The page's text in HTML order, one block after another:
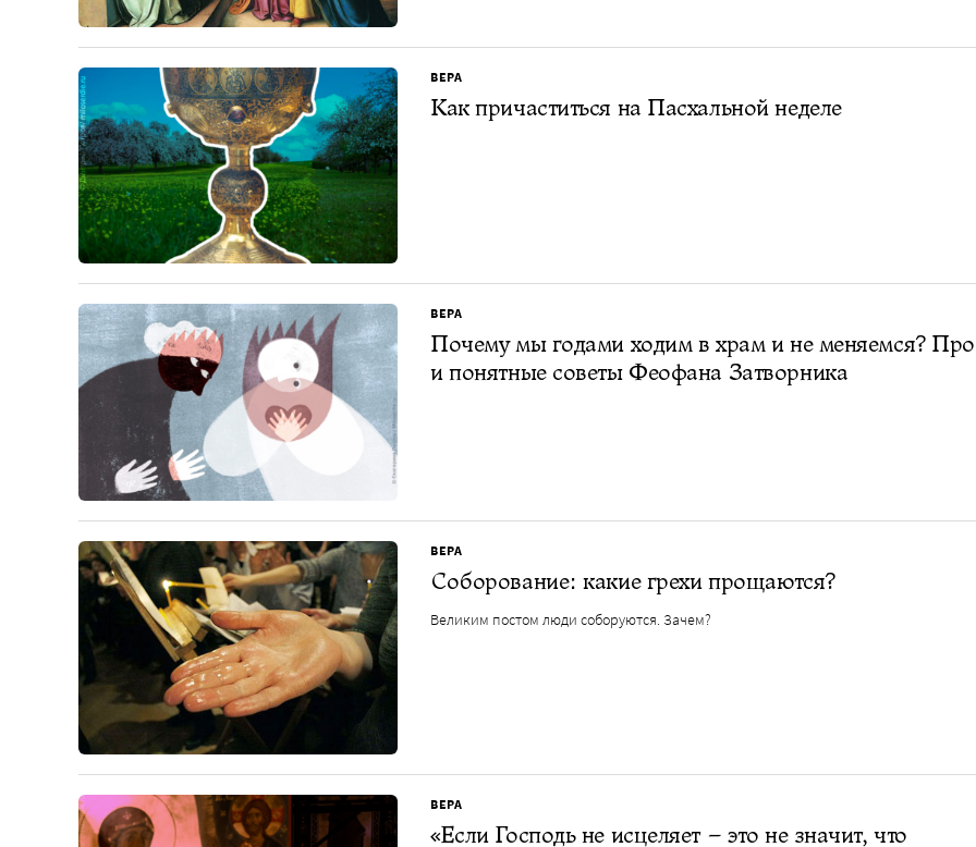
ВЕРА
Как причаститься на Пасхальной неделе
ВЕРА
Почему мы годами ходим в храм и не меняемся?
и понятные советы Феофана Затворника
ВЕРА
Соборование: какие грехи прощаются?
Великим постом люди соборуются. Зачем?
ВЕРА
«Если Господь не исцеляет – это не значит, что